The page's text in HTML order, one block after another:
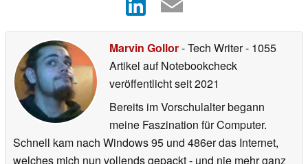
Marvin Gollor- Tech Writer- 1055
Artikel auf Notebookcheck
veröffentlichtseit 2021
Bereits im Vorschulalter begann
meine Faszination für Computer.
Schnell kam nach Windows 95 und 486er das Internet,
welches mich nun vollends gepackt - und nie mehr ganz